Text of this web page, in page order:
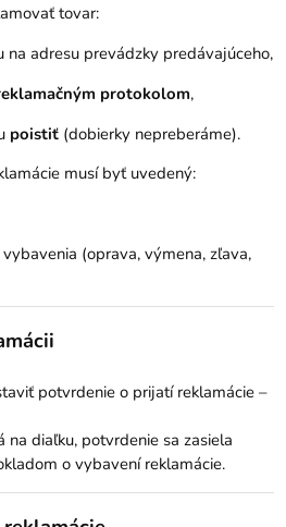
tovar:
na adresu prevádzky predávajúceho,
protokolom,
poistiť (dobierky nepreberáme).
musí byť uvedený:
(oprava, výmena, zľava,
potvrdenie o prijatí reklamácie –
diaľku, potvrdenie sa zasiela
o vybavení reklamácie.